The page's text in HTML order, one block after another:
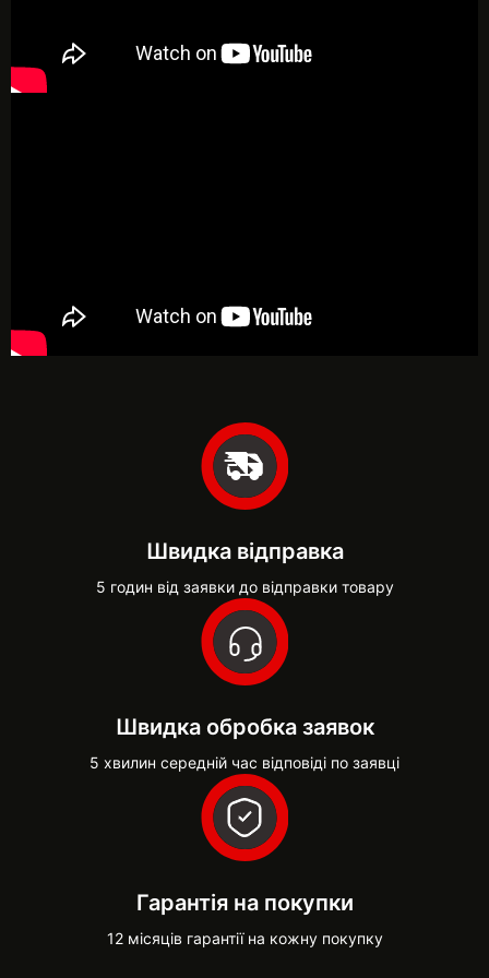
Швидка відправка
5 годин від заявки до відправки товару
Швидка обробка заявок
5 хвилин середній час відповіді по заявці
Гарантія на покупки
12 місяців гарантії на кожну покупку